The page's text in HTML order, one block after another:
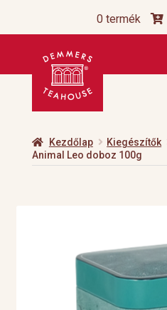
0 termék
Ugrás
navigációhoz
Kilépés
tartalomba
Kezdőlap Kiegészítők
Animal Leo doboz 100g